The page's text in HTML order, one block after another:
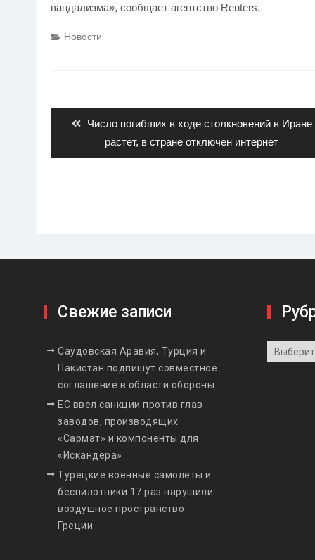
вандализма», сообщает агентство Reuters.
Новости
записямPrevious
post:
Число погибших в ходе столкновений в Иране
растет, в стране отключен интернет
Свежие записи
Саудовская Аравия, Турция и
Пакистан подпишут совместное
соглашение в области обороны
ЕС ввел санкции против глав
заводов, производящих
«Сармат» и компоненты для
«Искандера»
Турецкие военные самолёты и
беспилотники 17 раз нарушили
воздушное пространство
Греции
Рубрики